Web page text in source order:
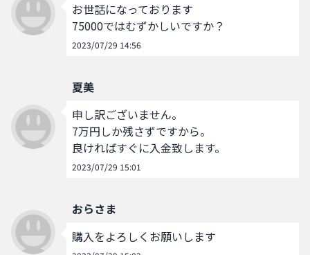
お世話になっております
75000ではむずかしいですか？
2023/07/29 14:56
夏美
申し訳ございません。
7万円しか残さずですから。
良ければすぐに入金致します。
2023/07/29 15:01
おらさま
購入をよろしくお願いします